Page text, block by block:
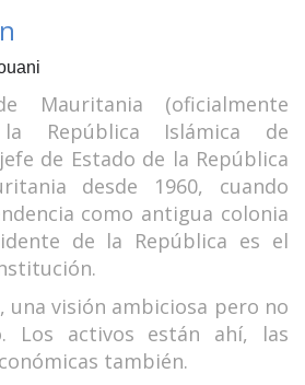
Mauritania (oficialmente
República Islámica de
de Estado de la República
desde 1960, cuando
como antigua colonia
de la República es el
una visión ambiciosa pero no
Los activos están ahí, las
también.